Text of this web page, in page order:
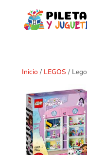
Inicio/ LEGOS /